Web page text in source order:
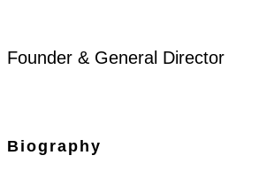
Founder & General Director
Biography